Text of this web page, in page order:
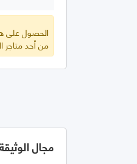
الحصول على
من أحد متاجر
مجال الوثيقة GSO IEC TR 62001-5:2024